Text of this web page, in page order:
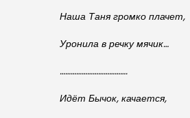
Наша Таня громко плачет,
Уронила в речку мячик…
……………………………….
Идёт Бычок, качается,